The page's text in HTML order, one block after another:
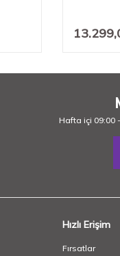
Hafta içi 09:00
Hızlı Erişim
Fırsatlar